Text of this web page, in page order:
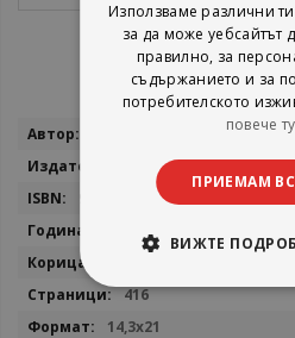
Повече
Кери Манискалко
Сиела
9789542836469
416
14,3х21
Използваме различни
за да може уебсайтът
правилно, за
съдържанието и за
потребителското
повече
ПРИЕМАМ
ВИЖТЕ